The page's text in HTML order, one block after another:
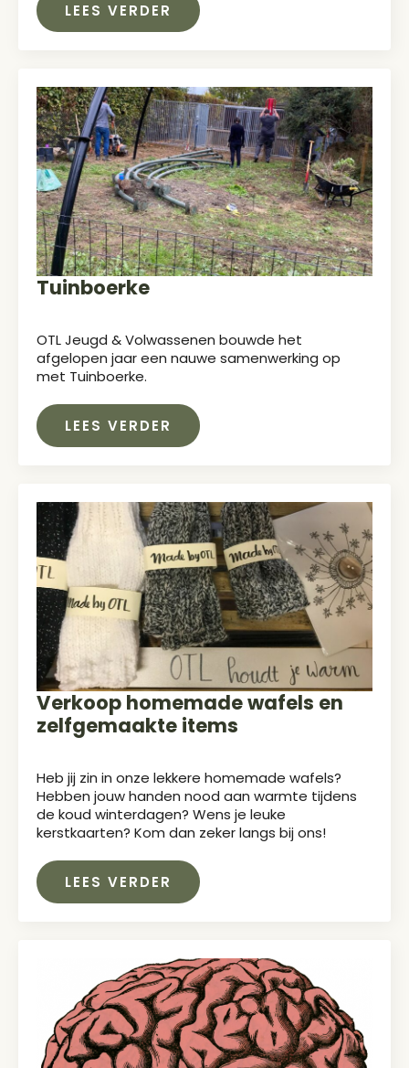
LEES VERDER
Tuinboerke
OTL Jeugd & Volwassenen bouwde het
afgelopen jaar een nauwe samenwerking op
met Tuinboerke.
LEES VERDER
Verkoop homemade wafels en
zelfgemaakte items
Heb jij zin in onze lekkere homemade wafels?
Hebben jouw handen nood aan warmte tijdens
de koud winterdagen? Wens je leuke
kerstkaarten? Kom dan zeker langs bij ons!
LEES VERDER